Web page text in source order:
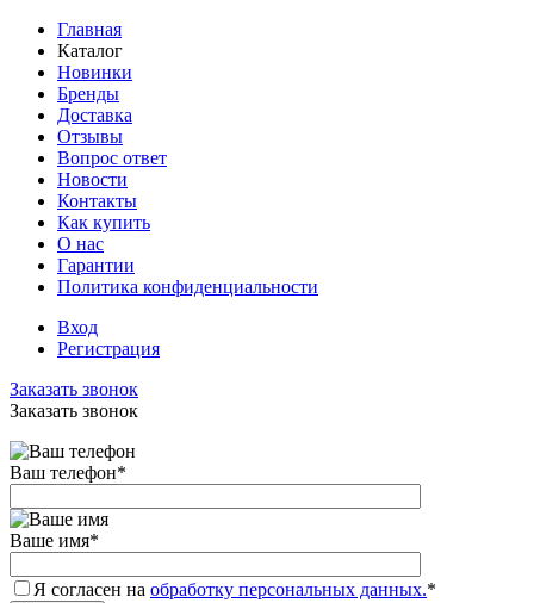
Главная
Каталог
Новинки
Бренды
Доставка
Отзывы
Вопрос ответ
Новости
Контакты
Как купить
О нас
Гарантии
Политика конфиденциальности
Вход
Регистрация
Заказать звонок
Заказать звонок
Ваш телефон*
Ваше имя*
Я согласен на обработку персональных данных.*